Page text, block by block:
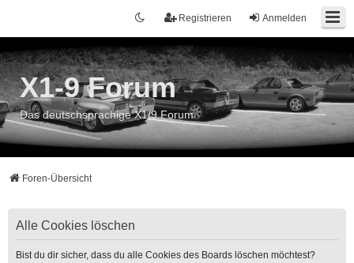
Anmelden
Registrieren
X1-9 Forum
Das deutschsprachige X1/9 Forum
Foren-Übersicht
Alle Cookies löschen
Bist du dir sicher, dass du alle Cookies des Boards löschen möchtest?